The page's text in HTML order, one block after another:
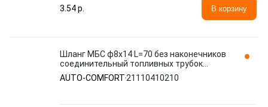
3.54 p.
В корзину
Шланг МБС ф8х14 L=70 без наконечников
соединительный топливных трубок
(70х0х0) 21110410210 AUTO-COMFORT
AUTO-COMFORT 21110410210